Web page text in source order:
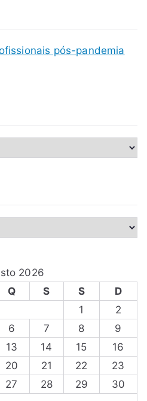
pós-pandemia
2026
Q S S
D
1
2
6 7 8
9
13 14 15
16
20 21 22
23
27 28 29
30